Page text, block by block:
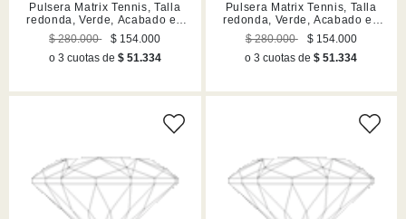
Pulsera Matrix Tennis, Talla
redonda, Verde, Acabado en
tono oro
$ 280.000
$ 154.000
o 3 cuotas de $ 51.334
Pulsera Matrix Tennis, Talla
redonda, Verde, Acabado en
tono oro
$ 280.000
$ 154.000
o 3 cuotas de$ 51.334